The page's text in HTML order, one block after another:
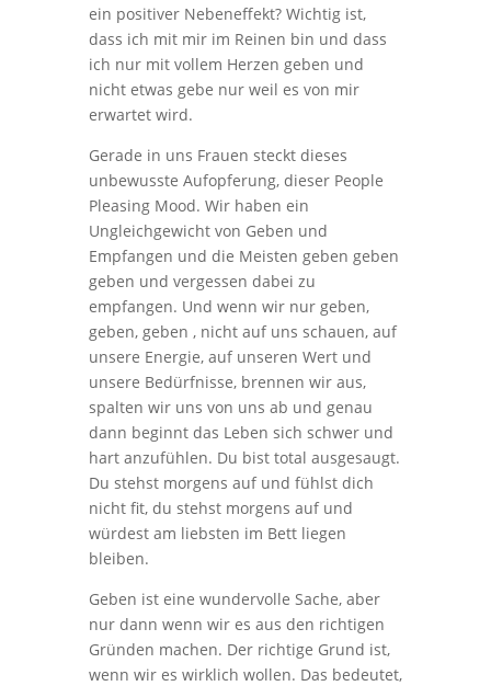
ein positiver Nebeneffekt? Wichtig ist,
dass ich mit mir im Reinen bin und dass
ich nur mit vollem Herzen geben und
nicht etwas gebe nur weil es von mir
erwartet wird.
Gerade in uns Frauen steckt dieses
unbewusste Aufopferung, dieser People
Pleasing Mood. Wir haben ein
Ungleichgewicht von Geben und
Empfangen und die Meisten geben geben
geben und vergessen dabei zu
empfangen. Und wenn wir nur geben,
geben, geben , nicht auf uns schauen, auf
unsere Energie, auf unseren Wert und
unsere Bedürfnisse, brennen wir aus,
spalten wir uns von uns ab und genau
dann beginnt das Leben sich schwer und
hart anzufühlen. Du bist total ausgesaugt.
Du stehst morgens auf und fühlst dich
nicht fit, du stehst morgens auf und
würdest am liebsten im Bett liegen
bleiben.
Geben ist eine wundervolle Sache, aber
nur dann wenn wir es aus den richtigen
Gründen machen. Der richtige Grund ist,
wenn wir es wirklich wollen. Das bedeutet,